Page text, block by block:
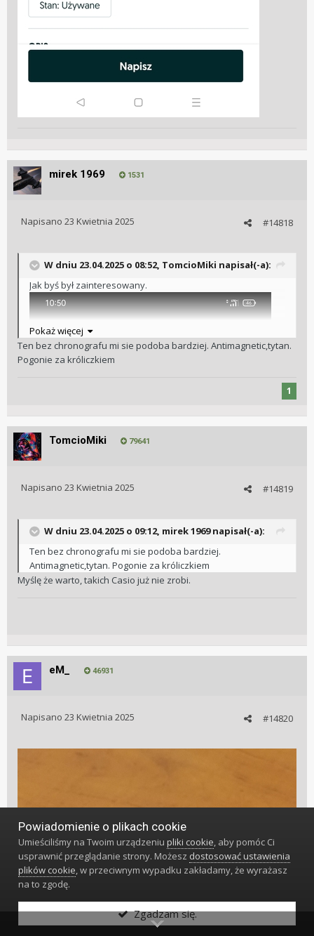
mirek 1969 1531
#14818
Napisano 23 Kwietnia 2025
W dniu 23.04.2025 o 08:52, TomcioMiki napisał(-a):
Jak byś był zainteresowany.
Pokaż więcej
Ten bez chronografu mi sie podoba bardziej. Antimagnetic,tytan.
Pogonie za króliczkiem
1
TomcioMiki 79641
#14819
Napisano 23 Kwietnia 2025
W dniu 23.04.2025 o 09:12, mirek 1969napisał(-a):
Ten bez chronografu mi sie podoba bardziej.
Antimagnetic,tytan. Pogonie za króliczkiem
Myślę że warto, takich Casio już nie zrobi.
eM_ 46931
#14820
Napisano 23 Kwietnia 2025
Powiadomienie o plikach cookie
Umieściliśmy na Twoim urządzeniupliki cookie, aby pomóc Ci
usprawnić przeglądanie strony. Możesz dostosować ustawienia
plików cookie, w przeciwnym wypadku zakładamy, że wyrażasz
na to zgodę.
Zgadzam się.